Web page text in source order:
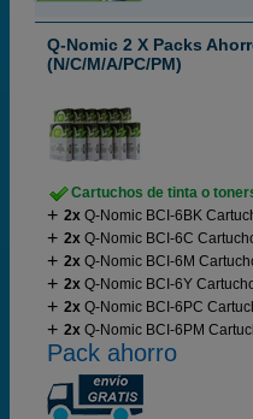
Q-Nomic 2 X Packs
(N/C/M/A/PC/PM)
Cartuchos de tinta o
2x Q-Nomic BCI-6BK
2x Q-Nomic BCI-6C
2x Q-Nomic BCI-6M
2x Q-Nomic BCI-6Y
2x Q-Nomic BCI-6PC
2x Q-Nomic BCI-6PM
Pack ahorro